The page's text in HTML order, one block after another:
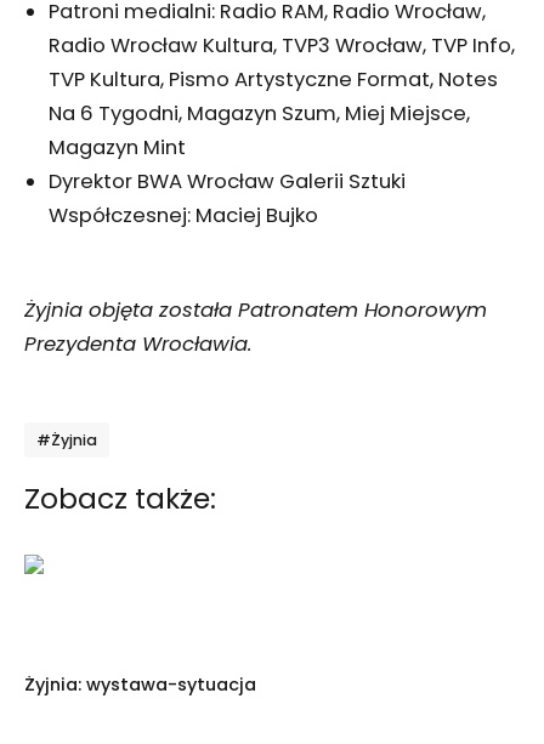
Patroni medialni: Radio RAM, Radio Wrocław,
Radio Wrocław Kultura, TVP3 Wrocław, TVP Info,
TVP Kultura, Pismo Artystyczne Format, Notes
Na 6 Tygodni, Magazyn Szum, Miej Miejsce,
Magazyn Mint
Dyrektor BWA Wrocław Galerii Sztuki
Współczesnej: Maciej Bujko
Żyjnia objęta została Patronatem Honorowym
Prezydenta Wrocławia.
Tagi
#Żyjnia
Zobacz także:
Żyjnia: wystawa-sytuacja